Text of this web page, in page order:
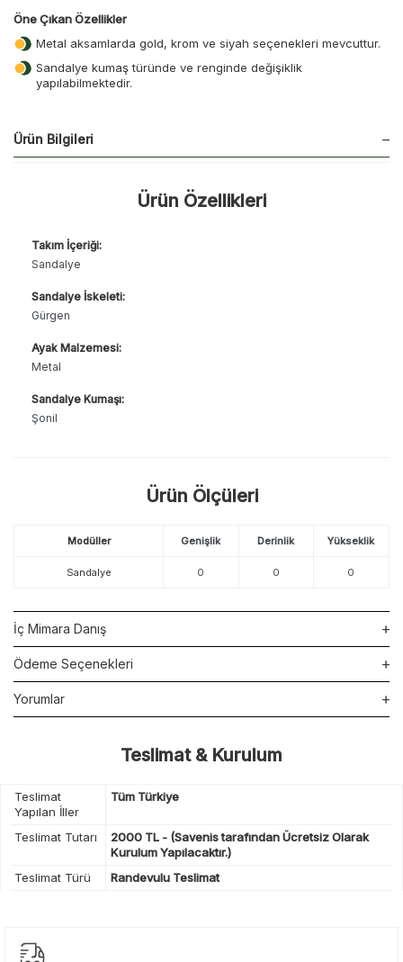
Öne Çıkan Özellikler
Metal aksamlarda gold, krom ve siyah seçenekleri mevcuttur.
Sandalye kumaş türünde ve renginde değişiklik
yapılabilmektedir.
Ürün Bilgileri
Ürün Özellikleri
Takım İçeriği:
Sandalye
Sandalye İskeleti:
Gürgen
Ayak Malzemesi:
Metal
Sandalye Kumaşı:
Şonil
Ürün Ölçüleri
Modüller Genişlik Derinlik Yükseklik
Sandalye 0 0 0
İç Mimara Danış
Ödeme Seçenekleri
Yorumlar
Teslimat & Kurulum
Teslimat
Yapılan İller
Tüm Türkiye
Teslimat Tutarı
2000 TL - (Savenis tarafından Ücretsiz Olarak
Kurulum Yapılacaktır.)
Teslimat Türü
Randevulu Teslimat